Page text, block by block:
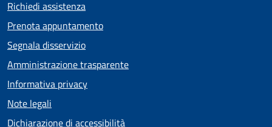
Richiedi assistenza
Prenota appuntamento
Segnala disservizio
Amministrazione trasparente
Informativa privacy
Note legali
Dichiarazione di accessibilità